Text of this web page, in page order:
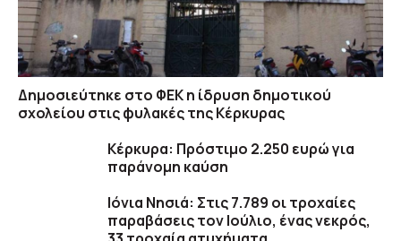
Δημοσιεύτηκε στο ΦΕΚ η ίδρυση δημοτικού
σχολείου στις φυλακές της Κέρκυρας
Κέρκυρα: Πρόστιμο 2.250 ευρώ για
παράνομη καύση
Ιόνια Νησιά: Στις 7.789 οι τροχαίες
παραβάσεις τον Ιούλιο, ένας νεκρός,